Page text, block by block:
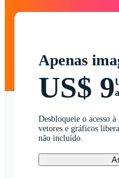
Apenas
US$ 9
Desbloqueie o acesso
vetores e gráficos
não incluído.